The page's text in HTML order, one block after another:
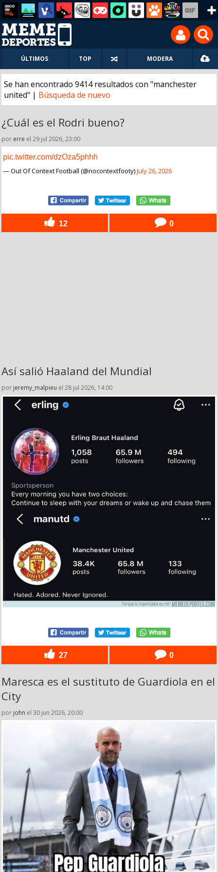
ÚLTIMOS TOP MODERA
Se han encontrado 9414 resultados con "manchester
united" | Búsqueda de nuevo
¿Cuál es el Rodri bueno?
por erre el 29 jul 2026, 23:00
pic.twitter.com/dzOza5phhh
— Out Of Context Football (@nocontextfooty)July 26, 2026
12 0
Así salió Haaland del Mundial
por jeremy_malpieu el 28 jul 2026, 14:00
27 0
Maresca es el sustituto de Guardiola en el
City
por john el 30 jun 2026, 20:00